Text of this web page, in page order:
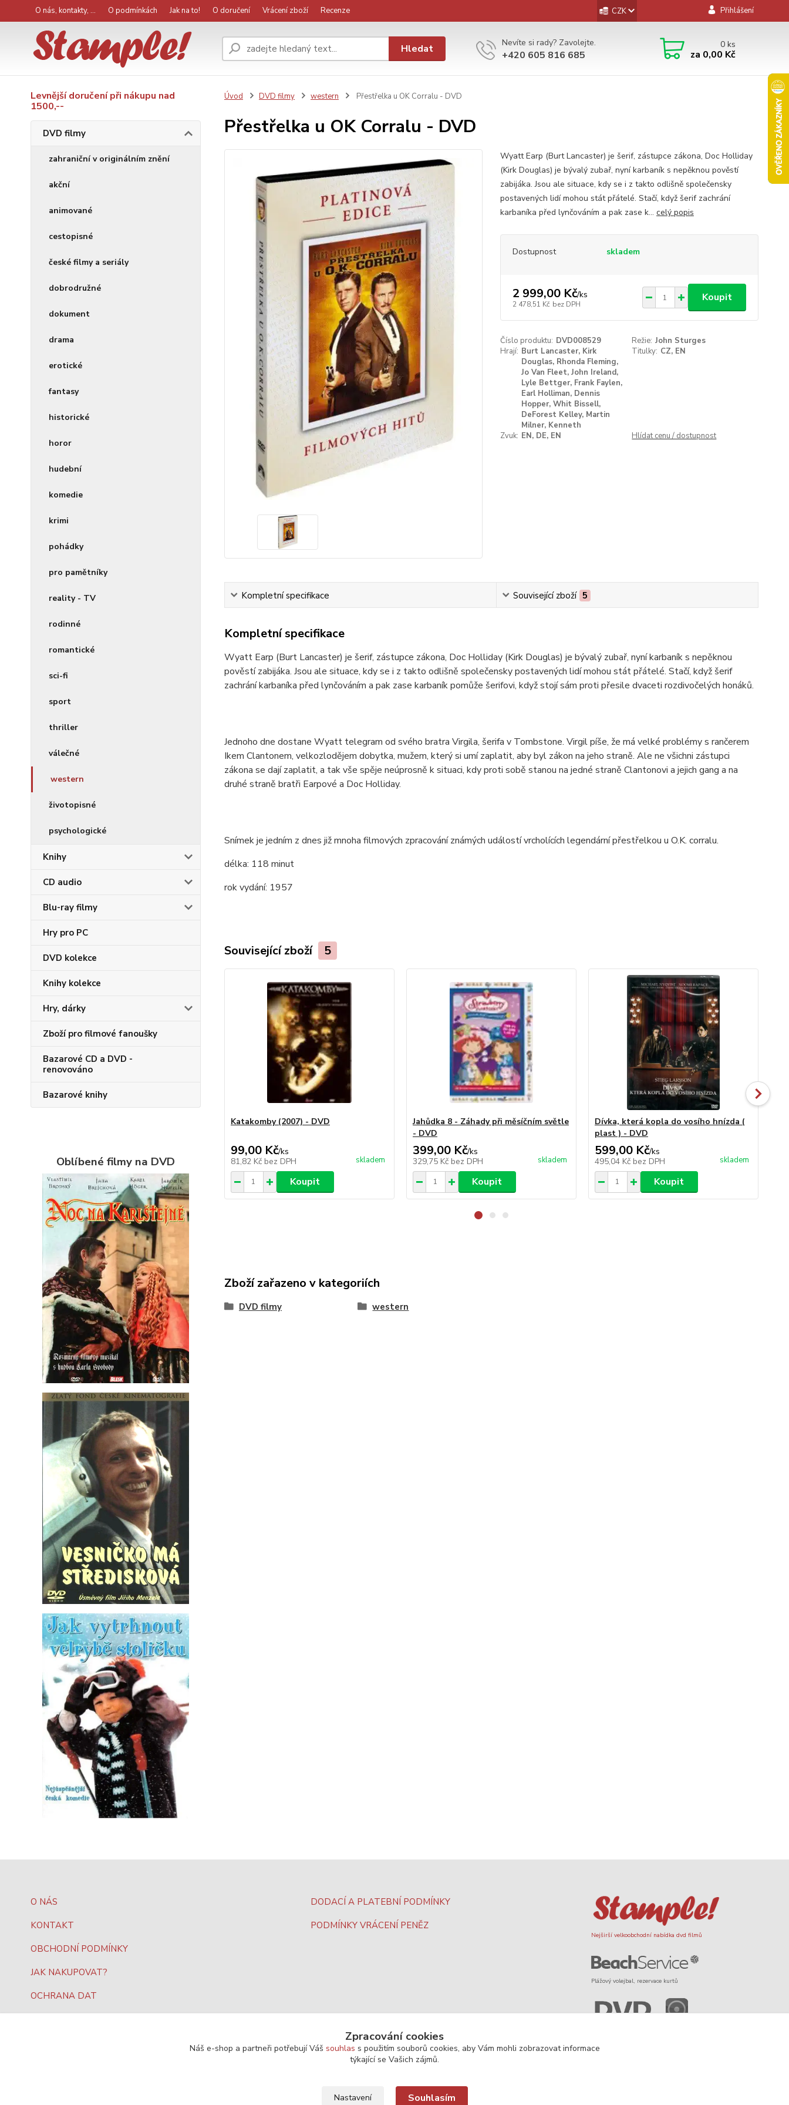
O nás, kontakty, ... O podmínkách Jak na to! O doručení Vrácení zboží Recenze CZK Přihlášení
Hledat Nevíte si rady? Zavolejte.
+420 605 816 685
0ks
za 0,00 Kč
Levnější doručení při nákupu nad
1500,--
DVD filmy
zahraniční v originálním znění
akční
animované
cestopisné
české filmy a seriály
dobrodružné
dokument
drama
erotické
fantasy
historické
horor
hudební
komedie
krimi
pohádky
pro pamětníky
reality - TV
rodinné
romantické
sci-fi
sport
thriller
válečné
western
životopisné
psychologické
Knihy
CD audio
Blu-ray filmy
Hry pro PC
DVD kolekce
Knihy kolekce
Hry, dárky
Zboží pro filmové fanoušky
Bazarové CD a DVD -
renovováno
Bazarové knihy
Oblíbené filmy na DVD
Úvod DVD filmy western Přestřelka u OK Corralu - DVD
Přestřelka u OK Corralu - DVD
Wyatt Earp (Burt Lancaster) je šerif, zástupce zákona, Doc Holliday
(Kirk Douglas) je bývalý zubař, nyní karbaník s nepěknou pověstí
zabijáka. Jsou ale situace, kdy se i z takto odlišně společensky
postavených lidí mohou stát přátelé. Stačí, když šerif zachrání
karbaníka před lynčováním a pak zase k... celý popis
Dostupnost skladem
2 999,00 Kč/ks
2 478,51 Kč bez DPH
Koupit
Číslo produktu: DVD008529 Režie: John Sturges
Hrají: Burt Lancaster, Kirk
Douglas, Rhonda Fleming,
Jo Van Fleet, John Ireland,
Lyle Bettger, Frank Faylen,
Earl Holliman, Dennis
Hopper, Whit Bissell,
DeForest Kelley, Martin
Milner, Kenneth
Titulky: CZ, EN
Zvuk: EN, DE, EN Hlídat cenu / dostupnost
Kompletní specifikace Související zboží 5
Kompletní specifikace
Wyatt Earp (Burt Lancaster) je šerif, zástupce zákona, Doc Holliday (Kirk Douglas) je bývalý zubař, nyní karbaník s nepěknou
pověstí zabijáka. Jsou ale situace, kdy se i z takto odlišně společensky postavených lidí mohou stát přátelé. Stačí, když šerif
zachrání karbaníka před lynčováním a pak zase karbaník pomůže šerifovi, když stojí sám proti přesile dvaceti rozdivočelých honáků.
Jednoho dne dostane Wyatt telegram od svého bratra Virgila, šerifa v Tombstone. Virgil píše, že má velké problémy s rančerem
Ikem Clantonem, velkozlodějem dobytka, mužem, který si umí zaplatit, aby byl zákon na jeho straně. Ale ne všichni zástupci
zákona se dají zaplatit, a tak vše spěje neúprosně k situaci, kdy proti sobě stanou na jedné straně Clantonovi a jejich gang a na
druhé straně bratři Earpové a Doc Holliday.
Snímek je jedním z dnes již mnoha filmových zpracování známých událostí vrcholících legendární přestřelkou u O.K. corralu.
délka: 118 minut
rok vydání: 1957
Související zboží 5
Katakomby (2007) - DVD
99,00 Kč/ks
81,82 Kč bez DPH skladem
Koupit
Jahůdka 8 - Záhady při měsíčním světle
- DVD
399,00 Kč/ks
329,75 Kč bez DPH skladem
Koupit
Dívka, která kopla do vosího hnízda (
plast ) - DVD
599,00 Kč/ks
495,04 Kč bez DPH skladem
Koupit
Zboží zařazeno v kategoriích
DVD filmy western
O NÁS
KONTAKT
OBCHODNÍ PODMÍNKY
JAK NAKUPOVAT?
OCHRANA DAT
DODACÍ A PLATEBNÍ PODMÍNKY
PODMÍNKY VRÁCENÍ PENĚZ
Nejširší velkoobchodní nabídka dvd filmů
Plážový volejbal, rezervace kurtů
Zpracování cookies
Náš e-shop a partneři potřebují Váš souhlas s použitím souborů cookies, aby Vám mohli zobrazovat informace
týkající se Vašich zájmů.
Nastavení Souhlasím